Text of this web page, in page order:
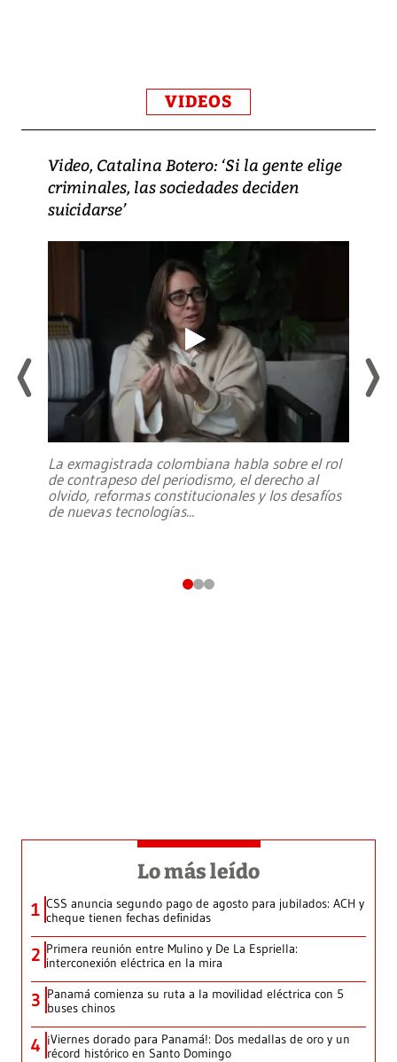
VIDEOS
Video, Catalina Botero: ‘Si la gente elige
criminales, las sociedades deciden
suicidarse’
La exmagistrada colombiana habla sobre el rol
de contrapeso del periodismo, el derecho al
olvido, reformas constitucionales y los desafíos
de nuevas tecnologías...
Lo más leído
1 CSS anuncia segundo pago de agosto para jubilados: ACH y
cheque tienen fechas definidas
2 Primera reunión entre Mulino y De La Espriella:
interconexión eléctrica en la mira
3 Panamá comienza su ruta a la movilidad eléctrica con 5
buses chinos
4 ¡Viernes dorado para Panamá!: Dos medallas de oro y un
récord histórico en Santo Domingo